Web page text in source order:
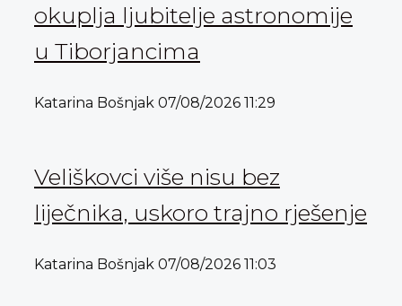
okuplja ljubitelje astronomije
u Tiborjancima
Katarina Bošnjak 07/08/2026 11:29
Veliškovci više nisu bez
liječnika, uskoro trajno rješenje
Katarina Bošnjak 07/08/2026 11:03